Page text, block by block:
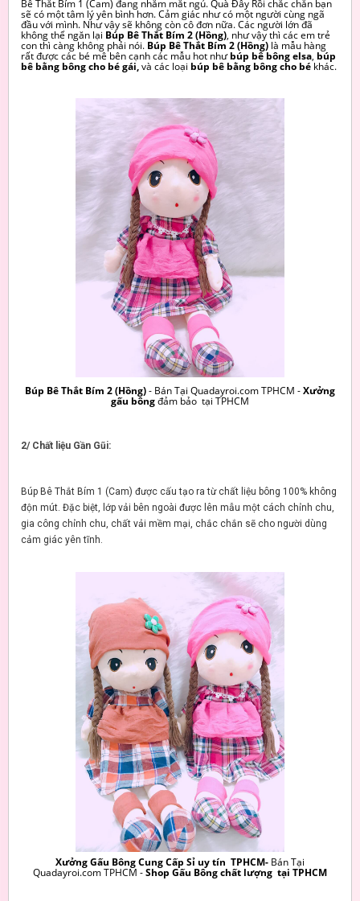
Bê Thắt Bím 1 (Cam) đang nhắm mắt ngủ. Quà Đây Rồi chắc chắn bạn
sẽ có một tâm lý yên bình hơn. Cảm giác như có một người cùng ngã
đầu với mình. Như vậy sẽ không còn cô đơn nữa. Các người lớn đã
không thể ngăn lại Búp Bê Thắt Bím 2 (Hồng), như vậy thì các em trẻ
con thì càng không phải nói. Búp Bê Thắt Bím 2 (Hồng) là mẫu hàng
rất được các bé mê bên cạnh các mẫu hot nhưbúp bê bông elsa, búp
bê bằng bông cho bé gái,và các loại búp bê bằng bông cho bé khác.
Búp Bê Thắt Bím 2 (Hồng)- Bán Tại Quadayroi.com TPHCM -Xưởng
gấu bôngđảm bảo tại TPHCM
2/ Chất liệu Gần Gũi:
Búp Bê Thắt Bím 1 (Cam) được cấu tạo ra từ chất liệu bông 100% không
độn mút. Đặc biệt, lớp vải bên ngoài được lên mẫu một cách chỉnh chu,
gia công chỉnh chu, chất vải mềm mại, chắc chắn sẽ cho người dùng
cảm giác yên tĩnh.
Xưởng Gấu Bông Cung Cấp Sỉ uy tín TPHCM- Bán Tại
Quadayroi.com TPHCM -Shop Gấu Bông chất lượng tại TPHCM